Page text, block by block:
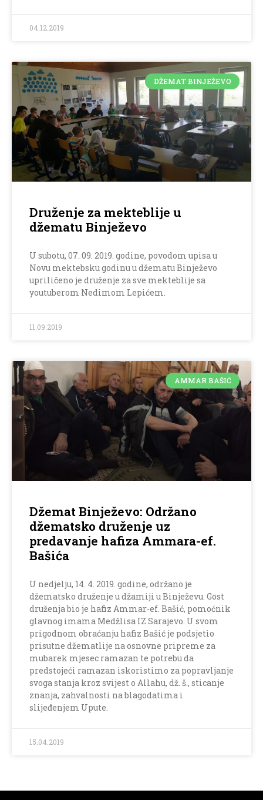
04.12.2019
DŽEMAT BINJEŽEVO
Druženje za mekteblije u
džematu Binježevo
U subotu, 07. 09. 2019. godine, povodom upisa u
Novu mektebsku godinu u džematu Binježevo
upriličeno je druženje za sve mekteblije sa
youtuberom Nedimom Lepićem.
11.09.2019
AMMAR BAŠIĆ
Džemat Binježevo: Održano
džematsko druženje uz
predavanje hafiza Ammara-ef.
Bašića
U nedjelju, 14. 4. 2019. godine, održano je
džematsko druženje u džamiji u Binježevu. Gost
druženja bio je hafiz Ammar-ef. Bašić, pomoćnik
glavnog imama Medžlisa IZ Sarajevo. U svom
prigodnom obraćanju hafiz Bašić je podsjetio
prisutne džematlije na osnovne pripreme za
mubarek mjesec ramazan te potrebu da
predstojeći ramazan iskoristimo za popravljanje
svoga stanja kroz svijest o Allahu, dž. š., sticanje
znanja, zahvalnosti na blagodatima i
slijeđenjem Upute.
15.04.2019